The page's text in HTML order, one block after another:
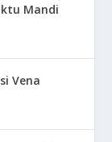
Mandi
Vena